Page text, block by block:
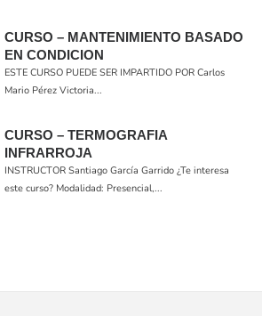
CURSO – MANTENIMIENTO BASADO
EN CONDICION
ESTE CURSO PUEDE SER IMPARTIDO POR Carlos
Mario Pérez Victoria...
CURSO – TERMOGRAFIA
INFRARROJA
INSTRUCTOR Santiago García Garrido ¿Te interesa
este curso? Modalidad: Presencial,...